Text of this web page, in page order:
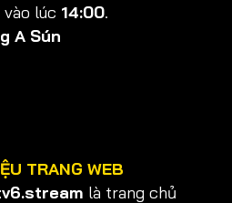
lúc 14:00.
A Sún
TRANG WEB
là trang chủ